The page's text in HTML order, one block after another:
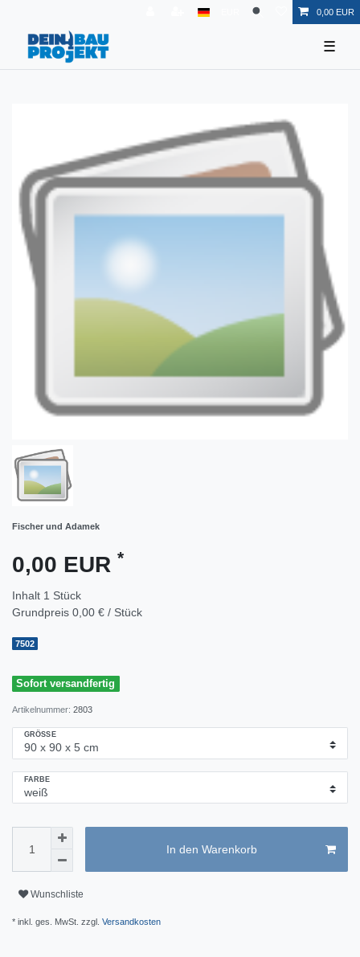
0,00 EUR
☰
Fischer und Adamek
0,00 EUR *
Inhalt 1 Stück
Grundpreis 0,00 € / Stück
7502
Sofort versandfertig
Artikelnummer: 2803
GRÖSSE
FARBE
In den Warenkorb
Wunschliste
* inkl. ges. MwSt. zzgl. Versandkosten